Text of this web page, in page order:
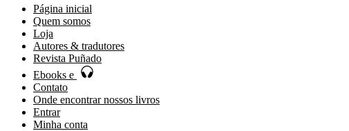
Página inicial
Quem somos
Loja
Autores & tradutores
Revista Puñado
Ebooks e
Contato
Onde encontrar nossos livros
Entrar
Minha conta